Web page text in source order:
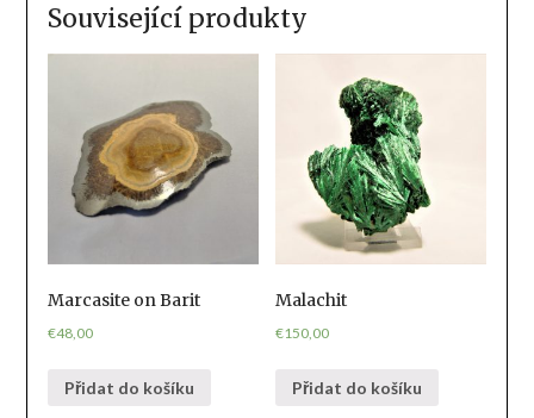
Související produkty
Marcasite on Barit
€48,00
Přidat do košíku
Malachit
€150,00
Přidat do košíku